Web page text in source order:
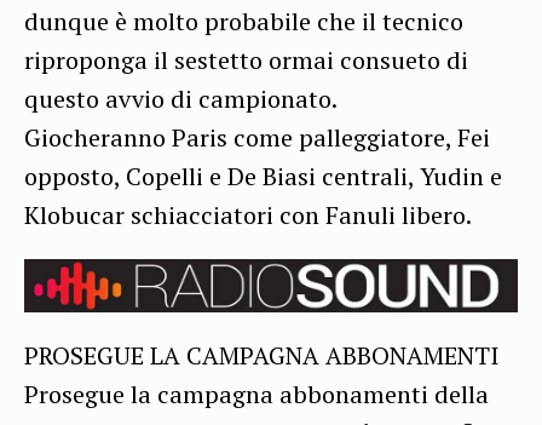
dunque è molto probabile che il tecnico
riproponga il sestetto ormai consueto di
questo avvio di campionato.
Giocheranno Paris come palleggiatore, Fei
opposto, Copelli e De Biasi centrali, Yudin e
Klobucar schiacciatori con Fanuli libero.
PROSEGUE LA CAMPAGNA ABBONAMENTI
Prosegue la campagna abbonamenti della